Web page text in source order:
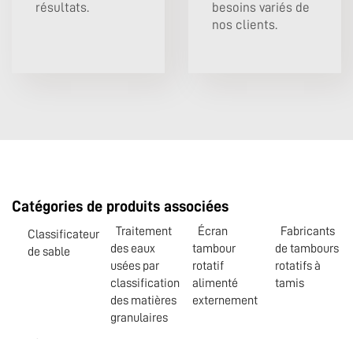
résultats.
besoins variés de
nos clients.
Catégories de produits associées
Classificateur
de sable
Traitement
des eaux
usées par
classification
des matières
granulaires
Écran
tambour
rotatif
alimenté
externement
Fabricants
de tambours
rotatifs à
tamis